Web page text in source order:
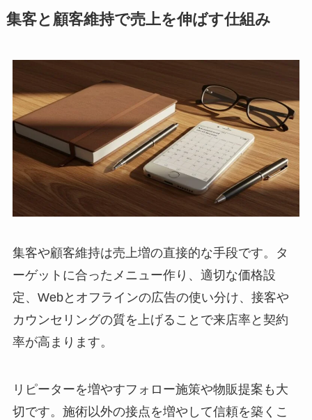
集客と顧客維持で売上を伸ばす仕組み
集客や顧客維持は売上増の直接的な手段です。タ
ーゲットに合ったメニュー作り、適切な価格設
定、Webとオフラインの広告の使い分け、接客や
カウンセリングの質を上げることで来店率と契約
率が高まります。
リピーターを増やすフォロー施策や物販提案も大
切です。施術以外の接点を増やして信頼を築くこ